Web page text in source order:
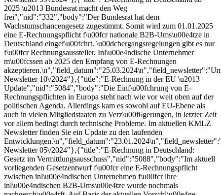
2025 \u2013 Bundesrat macht den Weg
frei","nid":"332","body":"Der Bundesrat hat dem
Wachstumschancengesetz zugestimmt. Somit wird zum 01.01.2025
eine E-Rechnungspflicht f\u00fcr nationale B2B-Ums\u00e4tze in
Deutschland eingef\u00fchrt. \u00dcbergangsregelungen gibt es nur
f\u00fcr Rechnungsaussteller. Inl\u00e4ndische Unternehmer
m\u00fcssen ab 2025 den Empfang von E-Rechnungen
Newsletter 10\/2024"},{"title":"E-Rechnung in der EU \u2013
Update","nid":"5084","body":"Die Einf\u00fchrung von E-
Rechnungspflichten in Europa steht nach wie vor weit oben auf der
politischen Agenda. Allerdings kam es sowohl auf EU-Ebene als
auch in vielen Mitgliedstaaten zu Verz\u00f6gerungen, in letzter Zeit
vor allem bedingt durch technische Probleme. Im aktuellen KMLZ
Newsletter finden Sie ein Update zu den laufenden
Newsletter 05\/2024"},{"title":"E-Rechnung in Deutschland:
Gesetz im Vermittlungsausschuss","nid":"5088","body":"Im aktuell
vorliegenden Gesetzentwurf f\u00fcr eine E-Rechnungspflicht
zwischen inl\u00e4ndischen Unternehmen f\u00fcr ihre
inl\u00e4ndischen B2B-Ums\u00e4tze wurde nochmals